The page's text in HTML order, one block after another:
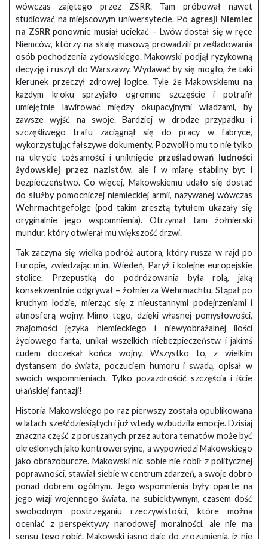
wówczas zajętego przez ZSRR. Tam próbował nawet
studiować na miejscowym uniwersytecie. Po agresji Niemiec
na ZSRR ponownie musiał uciekać – Lwów dostał się w ręce
Niemców, którzy na skalę masową prowadzili prześladowania
osób pochodzenia żydowskiego. Makowski podjął ryzykowną
decyzję i ruszył do Warszawy. Wydawać by się mogło, że taki
kierunek przeczył zdrowej logice. Tyle że Makowskiemu na
każdym kroku sprzyjało ogromne szczęście i potrafił
umiejętnie lawirować między okupacyjnymi władzami, by
zawsze wyjść na swoje. Bardziej w drodze przypadku i
szczęśliwego trafu zaciągnął się do pracy w fabryce,
wykorzystując fałszywe dokumenty. Pozwoliło mu to nie tylko
na ukrycie tożsamości i uniknięcie prześladowań ludności
żydowskiej przez nazistów, ale i w miarę stabilny byt i
bezpieczeństwo. Co więcej, Makowskiemu udało się dostać
do służby pomocniczej niemieckiej armii, nazywanej wówczas
Wehrmachtgefolge (pod takim zresztą tytułem ukazały się
oryginalnie jego wspomnienia). Otrzymał tam żołnierski
mundur, który otwierał mu większość drzwi.
Tak zaczyna się wielka podróż autora, który rusza w rajd po
Europie, zwiedzając m.in. Wiedeń, Paryż i kolejne europejskie
stolice. Przepustką do podróżowania była rolą, jaką
konsekwentnie odgrywał – żołnierza Wehrmachtu. Stąpał po
kruchym lodzie, mierząc się z nieustannymi podejrzeniami i
atmosferą wojny. Mimo tego, dzięki własnej pomysłowości,
znajomości języka niemieckiego i niewyobrażalnej ilości
życiowego farta, unikał wszelkich niebezpieczeństw i jakimś
cudem doczekał końca wojny. Wszystko to, z wielkim
dystansem do świata, poczuciem humoru i swadą, opisał w
swoich wspomnieniach. Tylko pozazdrościć szczęścia i iście
ułańskiej fantazji!
Historia Makowskiego po raz pierwszy została opublikowana
w latach sześćdziesiątych i już wtedy wzbudziła emocje. Dzisiaj
znaczna część z poruszanych przez autora tematów może być
określonych jako kontrowersyjne, a wypowiedzi Makowskiego
jako obrazoburcze. Makowski nic sobie nie robił z politycznej
poprawności, stawiał siebie w centrum zdarzeń, a swoje dobro
ponad dobrem ogólnym. Jego wspomnienia były oparte na
jego wizji wojennego świata, na subiektywnym, czasem dość
swobodnym postrzeganiu rzeczywistości, które można
oceniać z perspektywy narodowej moralności, ale nie ma
sensu tego robić. Makowski jasno daje do zrozumienia, iż nie